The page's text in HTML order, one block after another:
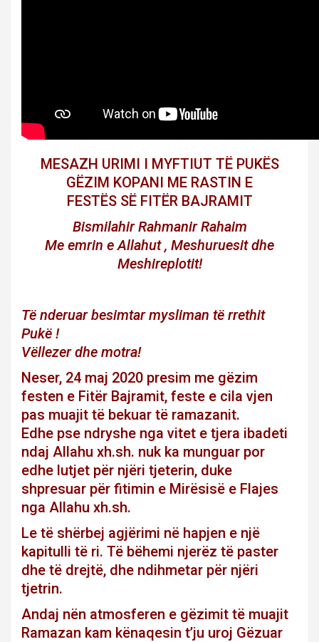
MESAZH URIMI I MYFTIUT TË PUKËS
GËZIM KOPANI ME RASTIN E
FESTËS SË FITËR BAJRAMIT
Bismilahir Rahmanir Rahaim
Me emrin e Allahut , Meshuruesit dhe
Meshireplotit!
Të nderuar besimtar mysliman të rrethit
Pukë !
Vëllezer dhe motra!
Neser, 24 maj 2020 presim me gëzim
festen e Fitër Bajramit, feste e cila vjen
pas muajit të bekuar të ramazanit.
Edhe pse ndryshe nga vitet e tjera ibadeti
ndaj Allahu xh.sh. nuk ka munguar por
edhe lutjet për njëri tjeterin, duke
shpresuar për fitimin e Mirësisë e Flajes
nga Allahu xh.sh.
Le të shërbej agjërimi në hapjen e një
kapitulli të ri. Të bëhemi njerëz të paster
dhe të drejtë, dhe ndihmetar për njëri
tjetrin.
Andaj nën atmosferen e gëzimit të muajit
Ramazan kam kënaqesin t’ju uroj Gëzuar